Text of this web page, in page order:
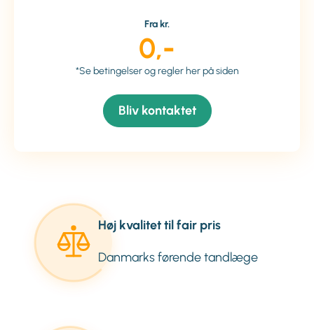
Fra kr.
0,-
*Se betingelser og regler her på siden
Bliv kontaktet
Høj kvalitet til fair pris
Danmarks førende tandlæge